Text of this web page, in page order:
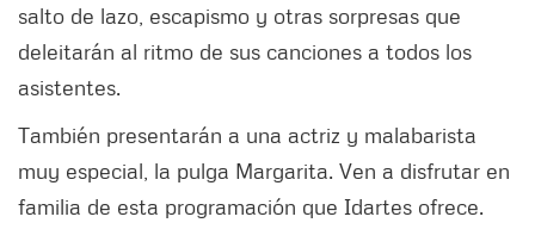
salto de lazo, escapismo y otras sorpresas que
deleitarán al ritmo de sus canciones a todos los
asistentes.
También presentarán a una actriz y malabarista
muy especial, la pulga Margarita. Ven a disfrutar en
familia de esta programación que Idartes ofrece.